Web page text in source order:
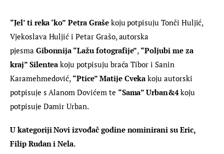
“Jel’ ti reka ‘ko” Petra Graše koju potpisuju Tonči Huljić,
Vjekoslava Huljić i Petar Grašo, autorska
pjesma Gibonnija “Lažu fotografije”, “Poljubi me za
kraj” Silentea koju potpisuju braća Tibor i Sanin
Karamehmedović, “Ptice” Matije Cveka koju autorski
potpisuje s Alanom Dovićem te “Sama” Urban&4 koju
potpisuje Damir Urban.
U kategoriji Novi izvođač godine nominirani su Eric,
Filip Rudan i Nela.